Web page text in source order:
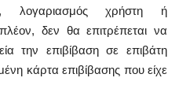
λογαριασμός χρήστη ή
δεν θα επιτρέπεται να
την επιβίβαση σε επιβάτη
κάρτα επιβίβασης που είχε